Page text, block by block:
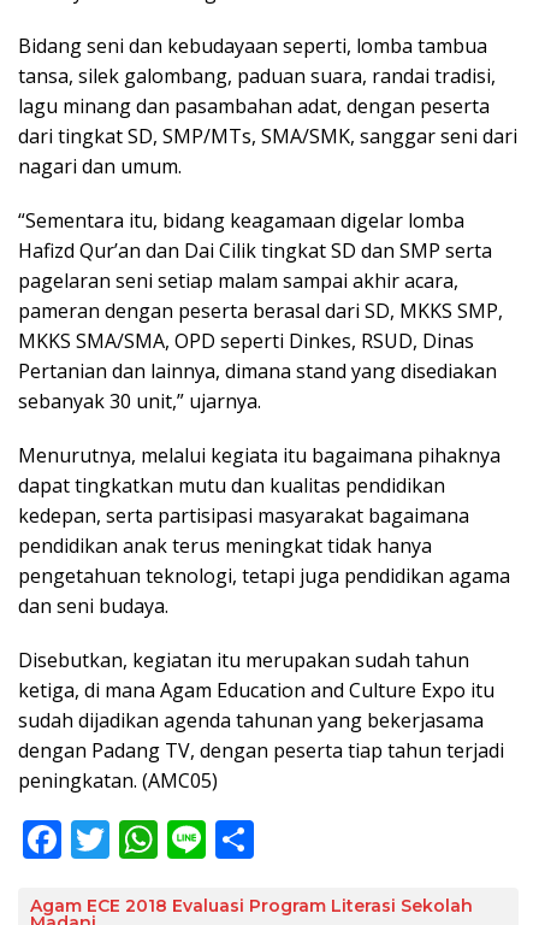
Bidang seni dan kebudayaan seperti, lomba tambua
tansa, silek galombang, paduan suara, randai tradisi,
lagu minang dan pasambahan adat, dengan peserta
dari tingkat SD, SMP/MTs, SMA/SMK, sanggar seni dari
nagari dan umum.
“Sementara itu, bidang keagamaan digelar lomba
Hafizd Qur’an dan Dai Cilik tingkat SD dan SMP serta
pagelaran seni setiap malam sampai akhir acara,
pameran dengan peserta berasal dari SD, MKKS SMP,
MKKS SMA/SMA, OPD seperti Dinkes, RSUD, Dinas
Pertanian dan lainnya, dimana stand yang disediakan
sebanyak 30 unit,” ujarnya.
Menurutnya, melalui kegiata itu bagaimana pihaknya
dapat tingkatkan mutu dan kualitas pendidikan
kedepan, serta partisipasi masyarakat bagaimana
pendidikan anak terus meningkat tidak hanya
pengetahuan teknologi, tetapi juga pendidikan agama
dan seni budaya.
Disebutkan, kegiatan itu merupakan sudah tahun
ketiga, di mana Agam Education and Culture Expo itu
sudah dijadikan agenda tahunan yang bekerjasama
dengan Padang TV, dengan peserta tiap tahun terjadi
peningkatan. (AMC05)
F T W Li
Agam ECE 2018 Evaluasi Program Literasi Sekolah